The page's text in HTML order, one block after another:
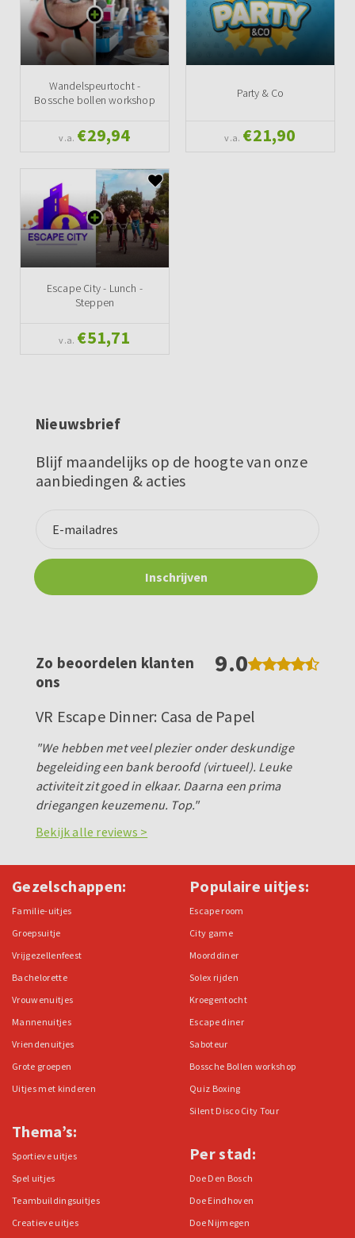
Wandelspeurtocht -
Bossche bollen workshop
v.a. €29,94
Party & Co
v.a. €21,90
Escape City - Lunch -
Steppen
v.a. €51,71
Nieuwsbrief
Blijf maandelijks op de hoogte van onze
aanbiedingen & acties
Zo beoordelen klanten
ons
9.0
VR Escape Dinner: Casa de Papel
"We hebben met veel plezier onder deskundige
begeleiding een bank beroofd (virtueel). Leuke
activiteit zit goed in elkaar. Daarna een prima
driegangen keuzemenu. Top."
Bekijk alle reviews >
Gezelschappen:
Familie-uitjes
Groepsuitje
Vrijgezellenfeest
Bachelorette
Vrouwenuitjes
Mannenuitjes
Vriendenuitjes
Grote groepen
Uitjes met kinderen
Thema’s:
Sportieve uitjes
Spel uitjes
Teambuildingsuitjes
Creatieve uitjes
Populaire uitjes:
Escape room
City game
Moorddiner
Solex rijden
Kroegentocht
Escape diner
Saboteur
Bossche Bollen workshop
Quiz Boxing
Silent Disco City Tour
Per stad:
Doe Den Bosch
Doe Eindhoven
Doe Nijmegen